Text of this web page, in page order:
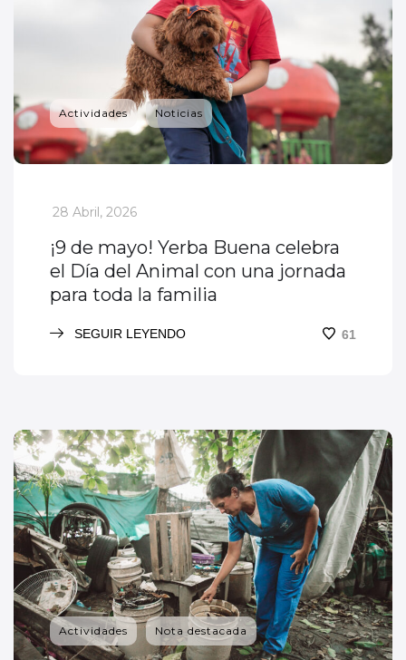
Actividades Noticias
_
28 Abril, 2026
¡9 de mayo! Yerba Buena celebra
el Día del Animal con una jornada
para toda la familia
SEGUIR LEYENDO 61
Actividades Nota destacada